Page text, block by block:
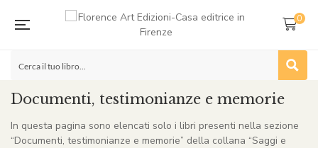
0
Documenti, testimonianze e memorie
In questa pagina sono elencati solo i libri presenti nella sezione
“Documenti, testimonianze e memorie” della collana “Saggi e